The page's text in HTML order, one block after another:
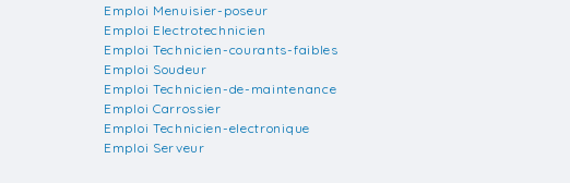
Emploi Menuisier-poseur
Emploi Electrotechnicien
Emploi Technicien-courants-faibles
Emploi Soudeur
Emploi Technicien-de-maintenance
Emploi Carrossier
Emploi Technicien-electronique
Emploi Serveur